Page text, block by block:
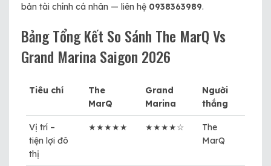
bản tài chính cá nhân — liên hệ 0938363989.
Bảng Tổng Kết So Sánh The MarQ Vs
Grand Marina Saigon 2026
Tiêu chí
The
MarQ
Grand
Marina
Người
thắng
Vị trí –
tiện lợi đô
thị
★★★★★ ★★★★☆
The
MarQ